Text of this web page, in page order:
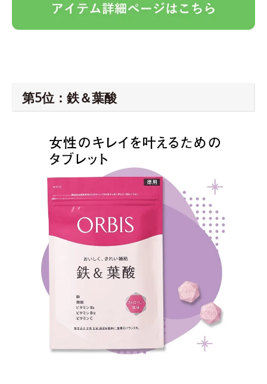
第5位：鉄＆葉酸